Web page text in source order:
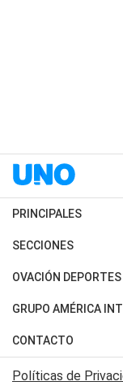
PRINCIPALES
Últimas Noticias
Política
Judiciales
Economia
SECCIONES
Horóscopo
Motores
Trucos caseros
Series y Películas
OVACIÓN DEPORTES
Fútbol
Mundial
Automovilismo
Rugby
GRUPO AMÉRICA
Canal 7 en Vivo
CONTACTO
Acerca de Nosotros
Políticas de